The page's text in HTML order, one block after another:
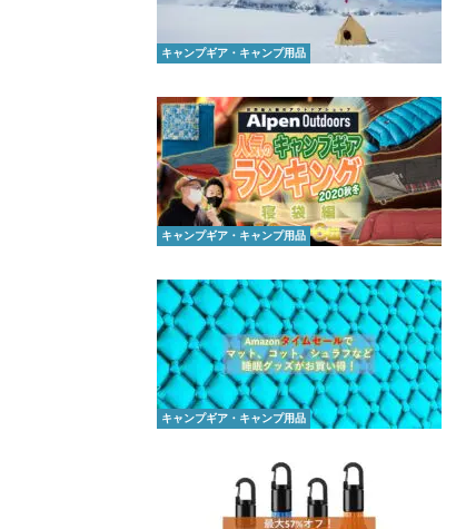
キャンプギア・キャンプ用品
キャンプギア・キャンプ用品
キャンプギア・キャンプ用品